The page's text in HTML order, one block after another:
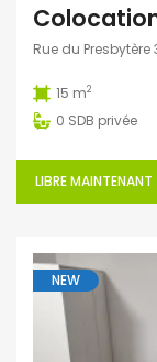
Rue du
15 m2
0 SDB privée
LIBRE MAINTENANT
NEW